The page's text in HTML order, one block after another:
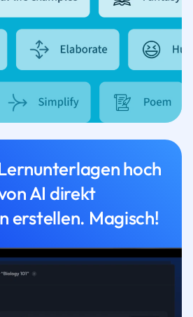
hoch
AI direkt
erstellen. Magisch!